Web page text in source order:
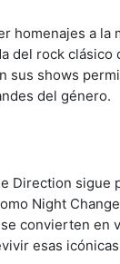
a la
del rock
sus shows
del género.
Direction sigue
Night
convierten en
esas